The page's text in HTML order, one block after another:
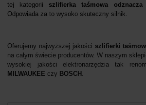
tej kategorii szlifierka taśmowa
Odpowiada za to wysoko skuteczny silnik.
Oferujemy najwyższej jakości szlifierki
na całym świecie producentów. W naszym
wysokiej jakości elektronarzędzia tak
MILWAUKEE czy BOSCH